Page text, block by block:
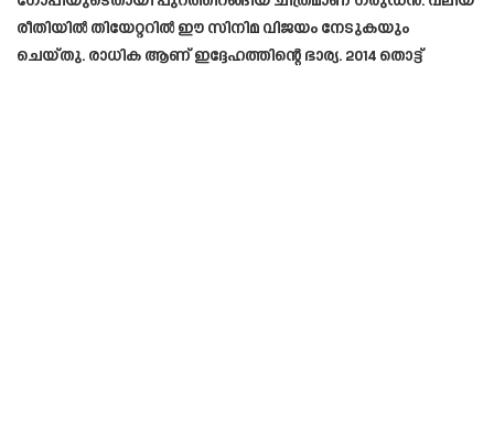
രീതിയിൽ തിയേറ്ററിൽ ഈ സിനിമ വിജയം നേടുകയും
ചെയ്തു. രാധിക ആണ് ഇദ്ദേഹത്തിന്റെ ഭാര്യ. 2014 തൊട്ട്